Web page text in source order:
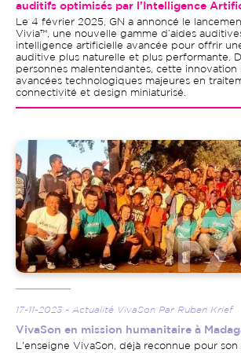
auditifs optimisés par l’Intelligence
Le 4 février 2025, GN a annoncé le
Vivia™, une nouvelle gamme d’aides
intelligence artificielle avancée pour offrir
auditive plus naturelle et plus performante.
personnes malentendantes, cette innovation
avancées technologiques majeures en
connectivité et design miniaturisé.
Image
17-11-2023 - Actualité VivaSon Par Ruben Krief
VivaSon en mission humanitaire à
L'enseigne VivaSon, déjà reconnue pour